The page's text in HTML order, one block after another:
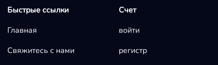
Быстрые ссылки
Главная
Свяжитесь с нами
Счет
войти
регистр